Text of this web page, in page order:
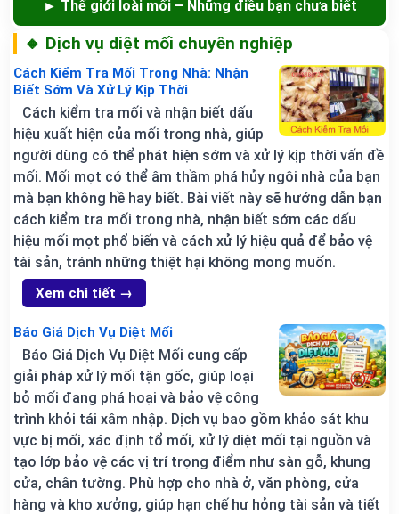
► Thế giới loài mối – Những điều bạn chưa biết
🔸 Dịch vụ diệt mối chuyên nghiệp
Cách Kiểm Tra Mối Trong Nhà: Nhận
Biết Sớm Và Xử Lý Kịp Thời
Cách kiểm tra mối và nhận biết dấu
hiệu xuất hiện của mối trong nhà, giúp
người dùng có thể phát hiện sớm và xử lý kịp thời vấn đề
mối. Mối mọt có thể âm thầm phá hủy ngôi nhà của bạn
mà bạn không hề hay biết. Bài viết này sẽ hướng dẫn bạn
cách kiểm tra mối trong nhà, nhận biết sớm các dấu
hiệu mối mọt phổ biến và cách xử lý hiệu quả để bảo vệ
tài sản, tránh những thiệt hại không mong muốn.
Xem chi tiết →
Báo Giá Dịch Vụ Diệt Mối
Báo Giá Dịch Vụ Diệt Mối cung cấp
giải pháp xử lý mối tận gốc, giúp loại
bỏ mối đang phá hoại và bảo vệ công
trình khỏi tái xâm nhập. Dịch vụ bao gồm khảo sát khu
vực bị mối, xác định tổ mối, xử lý diệt mối tại nguồn và
tạo lớp bảo vệ các vị trí trọng điểm như sàn gỗ, khung
cửa, chân tường. Phù hợp cho nhà ở, văn phòng, cửa
hàng và kho xưởng, giúp hạn chế hư hỏng tài sản và tiết